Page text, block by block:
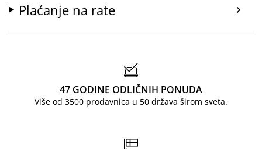
Plaćanje na rate
47 GODINE ODLIČNIH PONUDA
Više od 3500 prodavnica u 50 država širom sveta.